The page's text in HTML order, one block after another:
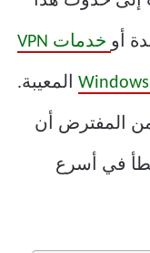
أو خدمات VPN
المعيبة.
المفترض أن
في أسرع